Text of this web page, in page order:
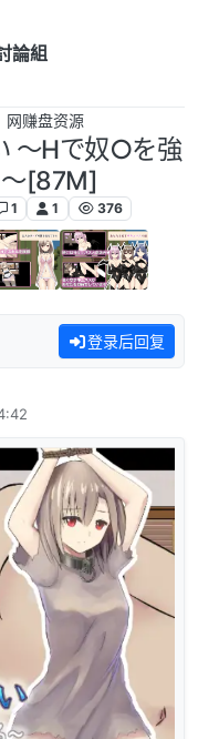
論組
网赚盘资源
～Hで奴○を強
[87M]
1 1 376
登录后回复